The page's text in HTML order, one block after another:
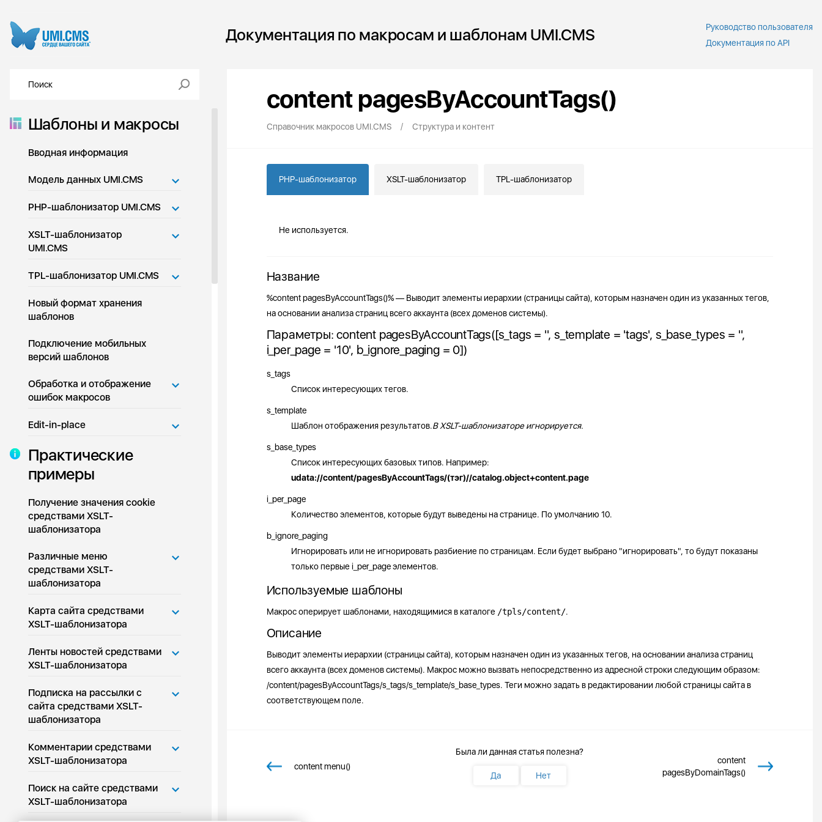
Документация по макросам и шаблонам UMI.CMS
Руководство пользователя
Документация по API
Шаблоны и макросы
Вводная информация
Модель данных UMI.CMS
PHP-шаблонизатор UMI.CMS
XSLT-шаблонизатор
UMI.CMS
TPL-шаблонизатор UMI.CMS
Новый формат хранения
шаблонов
Подключение мобильных
версий шаблонов
Обработка и отображение
ошибок макросов
Edit-in-place
Практические
примеры
Получение значения cookie
средствами XSLT-
шаблонизатора
Различные меню
средствами XSLT-
шаблонизатора
Карта сайта средствами
XSLT-шаблонизатора
Ленты новостей средствами
XSLT-шаблонизатора
Подписка на рассылки с
сайта средствами XSLT-
шаблонизатора
Комментарии средствами
XSLT-шаблонизатора
Поиск на сайте средствами
XSLT-шаблонизатора
content pagesByAccountTags()
Справочник макросов UMI.CMS / Структура и контент
PHP-шаблонизатор XSLT-шаблонизатор TPL-шаблонизатор
Не используется.
Название
%content pagesByAccountTags()% — Выводит элементы иерархии (страницы сайта), которым назначен один из указанных тегов,
на основании анализа страниц всего аккаунта (всех доменов системы).
Параметры: content pagesByAccountTags([s_tags = '', s_template = 'tags', s_base_types = '',
i_per_page = '10', b_ignore_paging = 0])
s_tags
Список интересующих тегов.
s_template
Шаблон отображения результатов.B XSLT-шаблонизаторе игнорируется.
s_base_types
Список интересующих базовых типов. Например:
udata://content/pagesByAccountTags/(тэг)//catalog.object+content.page
i_per_page
Количество элементов, которые будут выведены на странице. По умолчанию 10.
b_ignore_paging
Игнорировать или не игнорировать разбиение по страницам. Если будет выбрано "игнорировать", то будут показаны
только первые i_per_pageэлементов.
Используемые шаблоны
Макрос оперирует шаблонами, находящимися в каталоге /tpls/content/.
Описание
Выводит элементы иерархии (страницы сайта), которым назначен один из указанных тегов, на основании анализа страниц
всего аккаунта (всех доменов системы). Макрос можно вызвать непосредственно из адресной строки следующим образом:
/content/pagesByAccountTags/s_tags/s_template/s_base_types. Теги можно задать в редактировании любой страницы сайта в
соответствующем поле.
content
pagesByDomainTags()
Была ли данная статья полезна?
content menu()